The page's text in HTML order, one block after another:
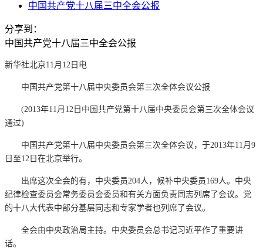
中国共产党十八届三中全会公报
分享到：
中国共产党十八届三中全会公报
新华社北京11月12日电
中国共产党第十八届中央委员会第三次全体会议公报
(2013年11月12日中国共产党第十八届中央委员会第三次全体会议
通过)
中国共产党第十八届中央委员会第三次全体会议，于2013年11月9
日至12日在北京举行。
出席这次全会的有，中央委员204人，候补中央委员169人。中央
纪律检查委员会常务委员会委员和有关方面负责同志列席了会议。党
的十八大代表中部分基层同志和专家学者也列席了会议。
全会由中央政治局主持。中央委员会总书记习近平作了重要讲
话。